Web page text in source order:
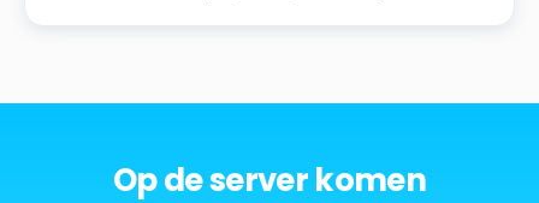
Op de server komen